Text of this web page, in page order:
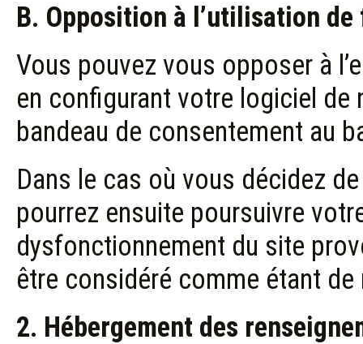
B. Opposition à l’utilisation
Vous pouvez vous opposer à
en configurant votre logiciel de
bandeau de consentement au
Dans le cas où vous décidez
pourrez ensuite poursuivre
dysfonctionnement du site
être considéré comme étant
2. Hébergement des